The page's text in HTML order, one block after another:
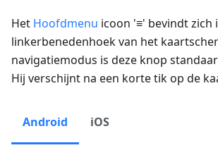
Het Hoofdmenu icoon '≡' bevindt zich
linkerbenedenhoek van het
navigatiemodus is deze knop
Hij verschijnt na een korte tik op de
Android iOS